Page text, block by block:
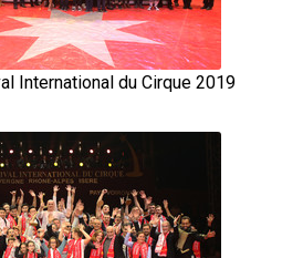
International du Cirque 2019